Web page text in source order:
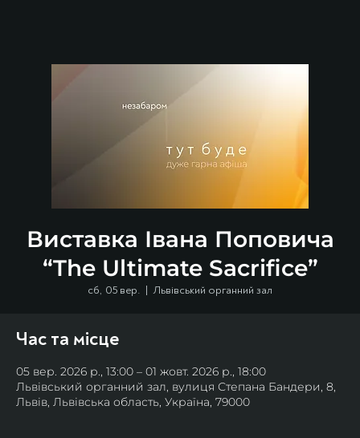
Виставка Івана Поповича
“The Ultimate Sacrifice”
сб, 05 вер.
  |
Львівський органний зал
Час та місце
05 вер. 2026 р., 13:00 – 01 жовт. 2026 р., 18:00
Львівський органний зал, вулиця Степана Бандери, 8,
Львів, Львівська область, Україна, 79000